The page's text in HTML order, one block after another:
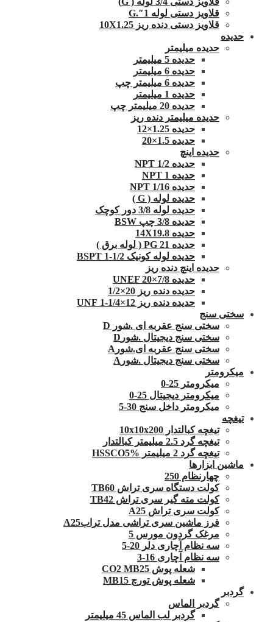
قلاویز دستی لوله 1″.G
قلاویز دستی دنده ریز 10X1.25
حدیده
حدیده میلیمتر
حدیده 5 میلیمتر
حدیده 6 میلیمتر
حدیده 6 میلیمتر چپ
حدیده 1 میلیمتر
حدیده 20 میلیمتر چپ
حدیده میلیمتر دنده ریز
حدیده 1.25×12
حدیده 1.5×20
حدیده اینچ
حدیده 1/2 NPT
حدیده NPT 1
حدیده 1/16 NPT
حدیده لوله ( G )
حدیده لوله 3/8 دور کوچک
حدیده 3/8 چپ BSW
حدیده 14X19.8
حدیده 21 PG ( لوله برق )
حدیده لوله کونیک 1/2-1 BSPT
حدیده اینچ دنده ریز
حدیده UNEF 20×7/8
حدیده دنده ریز 20×1/2
حدیده دنده ریز 12×1/4-1 UNF
سختی سنج
سختی سنج عقربه ای .شور D
سختی سنج دیجیتال .شورD
سختی سنج عقربه ای.شورA
سختی سنج دیجیتال .شورA
میکرومتر
میکرومتر 25-0
میکرومتر دیجیتال 25-0
میکرومتر داخل سنج 30-5
تیغچه
تیغچه کبالتدار 10x10x200
تیغچه گرد 2.5 میلیمتر کبالتدار
تیغچه گرد 2 میلیمتر HSSCO5%
ماشین ابزارها
چهارنظام 250
کولت دستگاه سری تراش TB60
کولت مته گیر سری تراش TB42
کولت سری تراش A25
فرز ماشین سری تراشی مدل ترابA25
مرغک گردون مورس 5
سه نظام آچاری دلر 20-5
سه نظام آچاری 16-3
شعله پوش CO2 MB25
شعله پوش تورچ MB15
گردبر
گردبر الماس
گردبر لب الماس 45 میلیمتر